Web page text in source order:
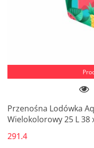
Przenośna Lodówka
Wielokolorowy 25 L 38
291.4